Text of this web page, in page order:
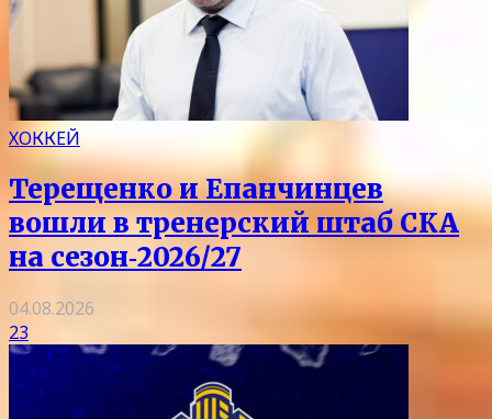
ХОККЕЙ
Терещенко и Епанчинцев
вошли в тренерский штаб СКА
на сезон‑2026/27
04.08.2026
23